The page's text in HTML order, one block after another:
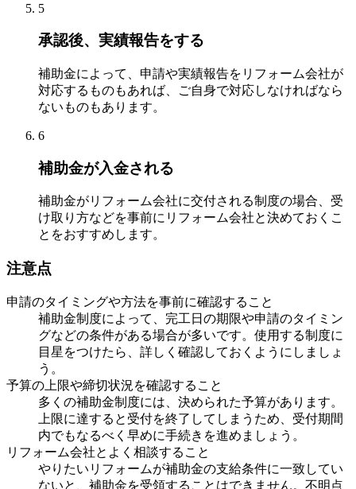
5
承認後、実績報告をする
補助金によって、申請や実績報告をリフォーム会社が
対応するものもあれば、ご自身で対応しなければなら
ないものもあります。
6
補助金が入金される
補助金がリフォーム会社に交付される制度の場合、受
け取り方などを事前にリフォーム会社と決めておくこ
とをおすすめします。
注意点
申請のタイミングや方法を事前に確認すること
補助金制度によって、完工日の期限や申請のタイミン
グなどの条件がある場合が多いです。使用する制度に
目星をつけたら、詳しく確認しておくようにしましょ
う。
予算の上限や締切状況を確認すること
多くの補助金制度には、決められた予算があります。
上限に達すると受付を終了してしまうため、受付期間
内でもなるべく早めに手続きを進めましょう。
リフォーム会社とよく相談すること
やりたいリフォームが補助金の支給条件に一致してい
ないと、補助金を受領することはできません。不明点